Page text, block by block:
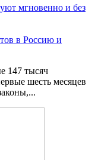
мгновенно и без
в Россию и
147 тысяч
шесть месяцев